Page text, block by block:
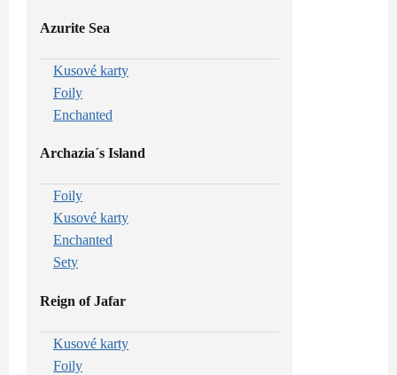
Azurite Sea
Kusové karty
Foily
Enchanted
Archazia´s Island
Foily
Kusové karty
Enchanted
Sety
Reign of Jafar
Kusové karty
Foily